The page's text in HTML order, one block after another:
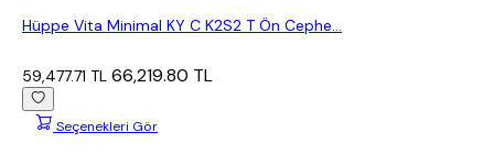
Hüppe Vita Minimal KY C K2S2 T Ön Cephe...
59,477.71 TL 66,219.80 TL
Seçenekleri Gör